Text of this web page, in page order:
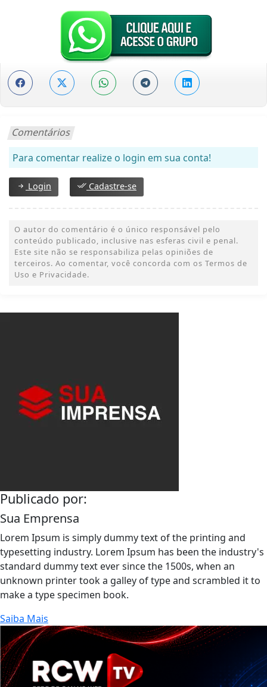
Comentários
Para comentar realize o login em sua conta!
Login Cadastre-se
O autor do comentário é o único responsável pelo
conteúdo publicado, inclusive nas esferas civil e penal.
Este site não se responsabiliza pelas opiniões de
terceiros. Ao comentar, você concorda com os Termos de
Uso e Privacidade.
Publicado por:
Sua Emprensa
Lorem Ipsum is simply dummy text of the printing and
typesetting industry. Lorem Ipsum has been the industry's
standard dummy text ever since the 1500s, when an
unknown printer took a galley of type and scrambled it to
make a type specimen book.
Saiba Mais